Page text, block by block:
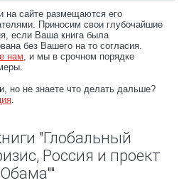
на сайте размещаются его
Приносим свои глубочайшие
если Ваша книга была
без Вашего на то согласия.
нам, и мы в срочном порядке
но не знаете что делать дальше?
.
"Глобальный
Россия и проект